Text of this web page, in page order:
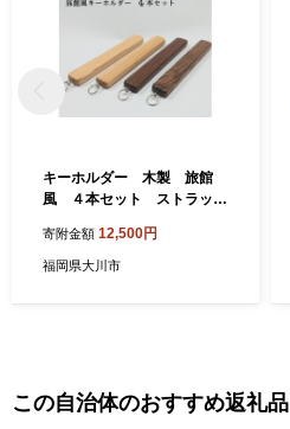
キーホルダー 木製 旅館
風 ４本セット ストラッ
寄附金額 12,500円
福岡県大川市
この自治体のおすすめ返礼品